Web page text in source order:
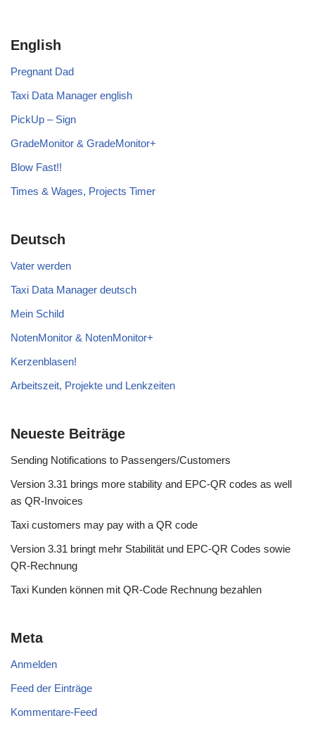
English
Pregnant Dad
Taxi Data Manager english
PickUp – Sign
GradeMonitor & GradeMonitor+
Blow Fast!!
Times & Wages, Projects Timer
Deutsch
Vater werden
Taxi Data Manager deutsch
Mein Schild
NotenMonitor & NotenMonitor+
Kerzenblasen!
Arbeitszeit, Projekte und Lenkzeiten
Neueste Beiträge
Sending Notifications to Passengers/Customers
Version 3.31 brings more stability and EPC-QR codes as well
as QR-Invoices
Taxi customers may pay with a QR code
Version 3.31 bringt mehr Stabilität und EPC-QR Codes sowie
QR-Rechnung
Taxi Kunden können mit QR-Code Rechnung bezahlen
Meta
Anmelden
Feed der Einträge
Kommentare-Feed